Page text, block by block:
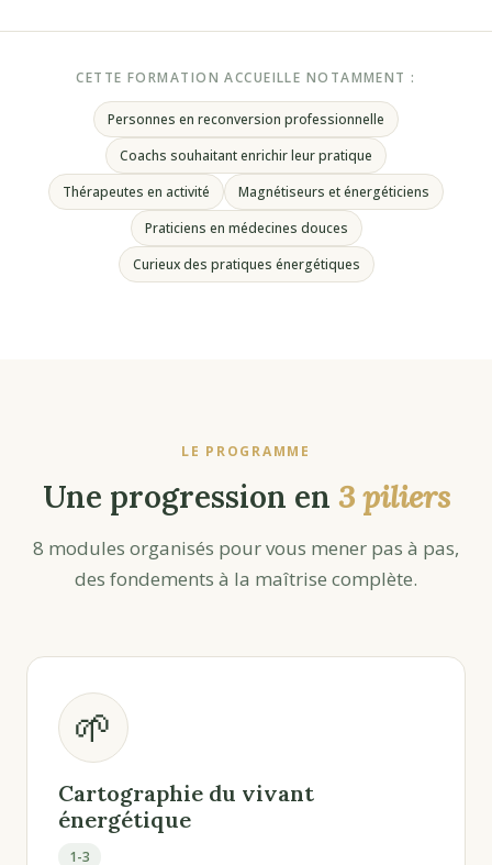
CETTE FORMATION ACCUEILLE NOTAMMENT :
Personnes en reconversion professionnelle
Coachs souhaitant enrichir leur pratique
Thérapeutes en activité
Magnétiseurs et énergéticiens
Praticiens en médecines douces
Curieux des pratiques énergétiques
LE PROGRAMME
Une progression en 3 piliers
8 modules organisés pour vous mener pas à pas,
des fondements à la maîtrise complète.
🌱
Cartographie du vivant
énergétique
1-3